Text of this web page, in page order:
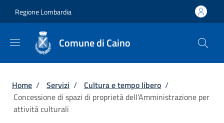
Regione Lombardia
Comune di Caino
Briciole di pane
Home / Servizi / Cultura e tempo libero /
Concessione di spazi di proprietà dell'Amministrazione per
attività culturali